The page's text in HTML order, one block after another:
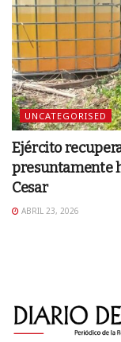
UNCATEGORISED
Ejército
presuntamente
Cesar
ABRIL 23, 2026